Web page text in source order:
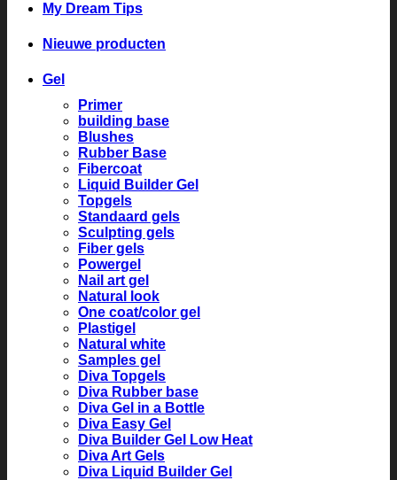
My Dream Tips
Nieuwe producten
Gel
Primer
building base
Blushes
Rubber Base
Fibercoat
Liquid Builder Gel
Topgels
Standaard gels
Sculpting gels
Fiber gels
Powergel
Nail art gel
Natural look
One coat/color gel
Plastigel
Natural white
Samples gel
Diva Topgels
Diva Rubber base
Diva Gel in a Bottle
Diva Easy Gel
Diva Builder Gel Low Heat
Diva Art Gels
Diva Liquid Builder Gel